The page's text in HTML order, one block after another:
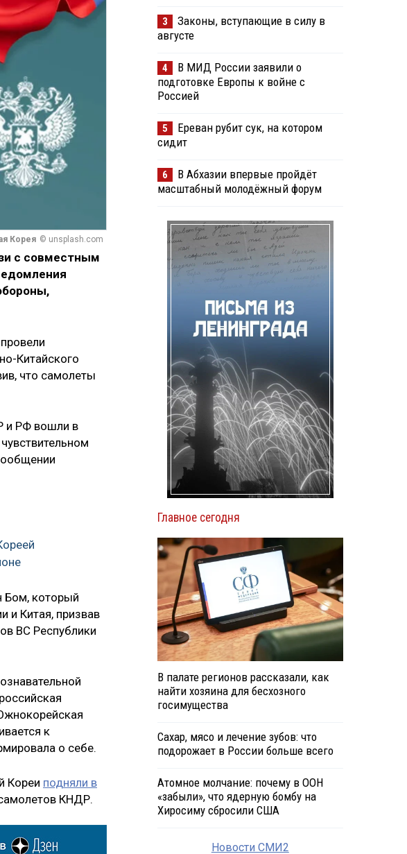
Корея © unsplash.com
с совместным
Китайского
что самолеты
и РФ вошли в
Бом, который
и Китая, призвав
ВС Республики
к
о себе.
Кореи подняли в
КНДР.
3
Законы, вступающие в силу в
августе
4
В МИД России заявили о
подготовке Европы к войне с
Россией
5
Ереван рубит сук, на котором
сидит
6
В Абхазии впервые пройдёт
масштабный молодёжный форум
Главное сегодня
В палате регионов рассказали, как
найти хозяина для бесхозного
госимущества
Сахар, мясо и лечение зубов: что
подорожает в России больше всего
Атомное молчание: почему в ООН
«забыли», что ядерную бомбу на
Хиросиму сбросили США
Новости СМИ2